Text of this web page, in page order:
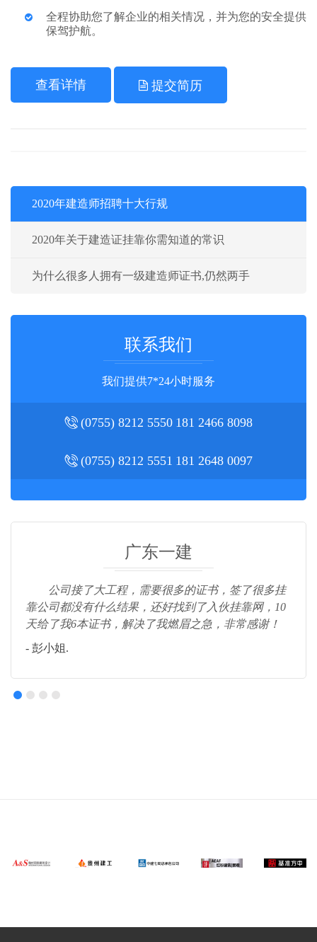
全程协助您了解企业的相关情况，并为您的安全提供
保驾护航。
查看详情 提交简历
2020年建造师招聘十大行规
2020年关于建造证挂靠你需知道的常识
为什么很多人拥有一级建造师证书,仍然两手
联系我们
我们提供7*24小时服务
(0755) 8212 5550 181 2466 8098
(0755) 8212 5551 181 2648 0097
广东一建
公司接了大工程，需要很多的证书，签了很多挂
靠公司都没有什么结果，还好找到了入伙挂靠网，10
天给了我6本证书，解决了我燃眉之急，非常感谢！
- 彭小姐.